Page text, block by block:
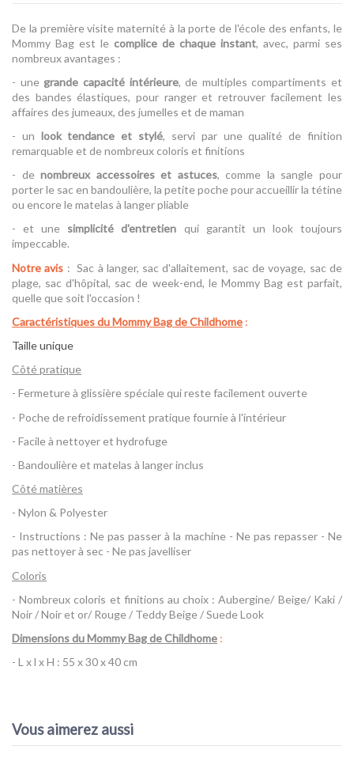
De la première visite maternité à la porte de l'école des enfants, le
Mommy Bag est le complice de chaque instant, avec, parmi ses
nombreux avantages :
- une grande capacité intérieure, de multiples compartiments et
des bandes élastiques, pour ranger et retrouver facilement les
affaires des jumeaux, des jumelles et de maman
- un look tendance et stylé, servi par une qualité de finition
remarquable et de nombreux coloris et finitions
- denombreux accessoires et astuces, comme la sangle pour
porter le sac en bandoulière, la petite poche pour accueillir la tétine
ou encore le matelas à langer pliable
- et une simplicité d'entretien qui garantit un look toujours
impeccable.
Notre avis : Sac à langer, sac d'allaitement, sac de voyage, sac de
plage, sac d'hôpital, sac de week-end, le Mommy Bag est parfait,
quelle que soit l'occasion !
Caractéristiques du Mommy Bag de Childhome :
Taille unique
Côté pratique
- Fermeture à glissière spéciale qui reste facilement ouverte
- Poche de refroidissement pratique fournie à l'intérieur
- Facile à nettoyer et hydrofuge
- Bandoulière et matelas à langer inclus
Côté matières
- Nylon & Polyester
- Instructions : Ne pas passer à la machine - Ne pas repasser - Ne
pas nettoyer à sec - Ne pas javelliser
Coloris
- Nombreux coloris et finitions au choix : Aubergine/ Beige/ Kaki /
Noir / Noir et or/ Rouge / Teddy Beige / Suede Look
Dimensions du Mommy Bag de Childhome :
- L x l x H : 55 x 30 x 40 cm
Vous aimerez aussi